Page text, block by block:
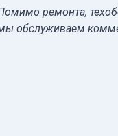
ремонта,
обслуживаем